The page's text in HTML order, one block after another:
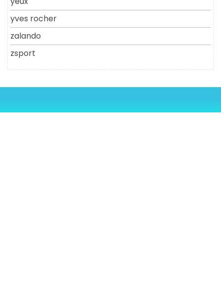
yves rocher
zalando
zsport